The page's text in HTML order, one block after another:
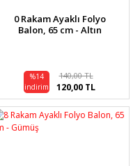
0 Rakam Ayaklı Folyo
Balon, 65 cm - Altın
%14
indirim
140,00 TL
120,00 TL